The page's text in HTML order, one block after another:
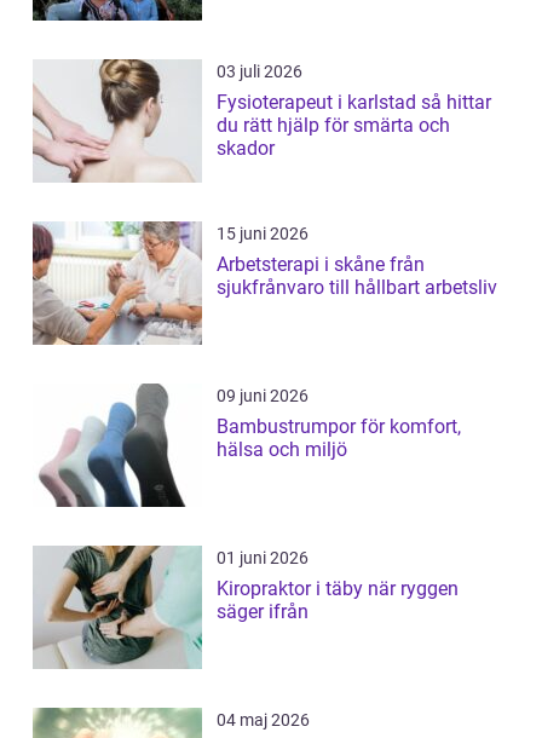
03 juli 2026
Fysioterapeut i karlstad så hittar
du rätt hjälp för smärta och
skador
15 juni 2026
Arbetsterapi i skåne från
sjukfrånvaro till hållbart arbetsliv
09 juni 2026
Bambustrumpor för komfort,
hälsa och miljö
01 juni 2026
Kiropraktor i täby när ryggen
säger ifrån
04 maj 2026